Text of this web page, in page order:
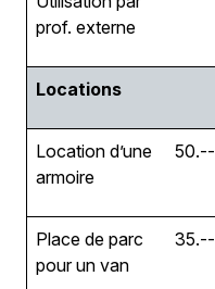
prof. externe
Locations
Location d’une
armoire
50.--
Place de parc
pour un van
35.--